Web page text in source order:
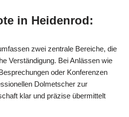
in Heidenrod:
zwei zentrale Bereiche, die
Verständigung. Bei Anlässen wie
oder Konferenzen
Dolmetscher zur
klar und präzise übermittelt